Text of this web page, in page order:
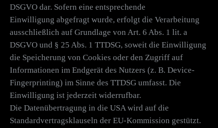
DSGVO dar. Sofern eine entsprechende
Einwilligung abgefragt wurde, erfolgt die Verarbeitung
ausschließlich auf Grundlage von Art. 6 Abs. 1 lit. a
DSGVO und § 25 Abs. 1 TTDSG, soweit die Einwilligung
die Speicherung von Cookies oder den Zugriff auf
Informationen im Endgerät des Nutzers (z. B. Device-
Fingerprinting) im Sinne des TTDSG umfasst. Die
Einwilligung ist jederzeit widerrufbar.
Die Datenübertragung in die USA wird auf die
Standardvertragsklauseln der EU-Kommission gestützt.